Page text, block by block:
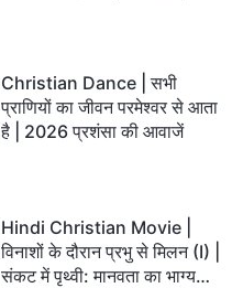
Christian Dance | सभी
प्राणियों का जीवन परमेश्वर से आता
है | 2026 प्रशंसा की आवाजें
Hindi Christian Movie |
विनाशों के दौरान प्रभु से मिलन (I) |
संकट में पृथ्वी: मानवता का भाग्य